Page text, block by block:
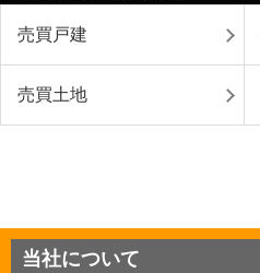
売買戸建
売買土地
当社について